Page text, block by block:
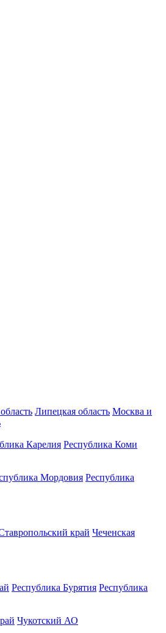
Липецкая область Москва и
Карелия Республика Коми
Мордовия Республика
край Чеченская
Республика Бурятия Республика
Чукотский АО